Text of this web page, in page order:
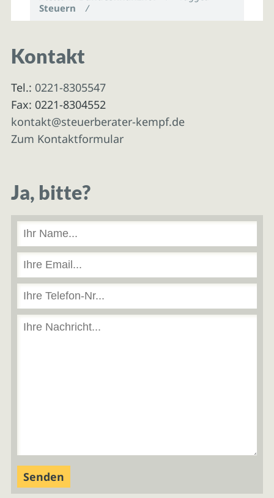
Steuern
/
Kontakt
Tel.: 0221-8305547
Fax: 0221-8304552
kontakt@steuerberater-kempf.de
Zum Kontaktformular
Ja, bitte?